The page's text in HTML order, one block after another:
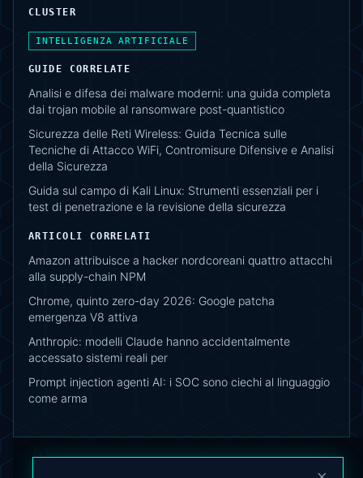
CLUSTER
INTELLIGENZA ARTIFICIALE
GUIDE CORRELATE
Analisi e difesa dei malware moderni: una guida completa
dai trojan mobile al ransomware post-quantistico
Sicurezza delle Reti Wireless: Guida Tecnica sulle
Tecniche di Attacco WiFi, Contromisure Difensive e Analisi
della Sicurezza
Guida sul campo di Kali Linux: Strumenti essenziali per i
test di penetrazione e la revisione della sicurezza
ARTICOLI CORRELATI
Amazon attribuisce a hacker nordcoreani quattro attacchi
alla supply-chain NPM
Chrome, quinto zero-day 2026: Google patcha
emergenza V8 attiva
Anthropic: modelli Claude hanno accidentalmente
accessato sistemi reali per
Prompt injection agenti AI: i SOC sono ciechi al linguaggio
come arma